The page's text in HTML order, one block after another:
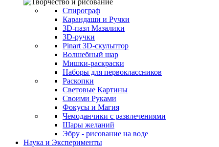
Спирограф
Карандаши и Ручки
3D-пазл Мазалики
3D-ручки
Pinart 3D-скульптор
Волшебный шар
Мишки-раскраски
Наборы для первоклассников
Раскопки
Световые Картины
Своими Руками
Фокусы и Магия
Чемоданчики с развлечениями
Шары желаний
Эбру - рисование на воде
Наука и Эксперименты